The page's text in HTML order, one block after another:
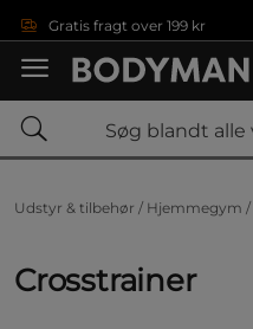
Gratis fragt over 199 kr
Udstyr & tilbehør / Hjemmegym /
Crosstrainer